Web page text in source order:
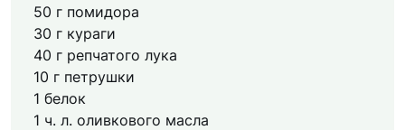
50 г помидора
30 г кураги
40 г репчатого лука
10 г петрушки
1 белок
1 ч. л. оливкового масла